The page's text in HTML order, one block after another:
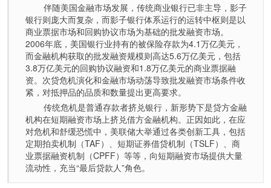
伴随美国金融市场发展，传统商业银行已非主导，影子
银行则庞大而复杂，而影子银行体系运行的运转中枢则是以
商业票据市场和回购协议市场为基础的批发融资市场。
2006年底，美国银行业持有的被保险存款为4.1万亿美元，
而金融机构获取的批发融资规模则高达5.6万亿美元，包括
3.8万亿美元的回购协议融资和1.8万亿美元的商业票据融
资。次贷危机演化和金融市场动荡导致批发融资市场条件收
紧，对抵押品的品质和数量提出更高要求。
传统危机是普通存款者挤兑银行，新形势下是贷方金融
机构在短期融资市场上挤兑借方金融机构。正因如此，在应
对危机和舒缓恐慌中，美联储大举通过各类创新工具，包括
定期拍卖机制（TAF）、短期证券借贷机制（TSLF）、商
业票据融资机制（CPFF）等等，向短期融资市场提供大量
流动性，充当“最后贷款人”角色。